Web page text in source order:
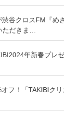
谷クロスFM『め
ただきま…
年新春プレ
フ！「TAKIBIクリ